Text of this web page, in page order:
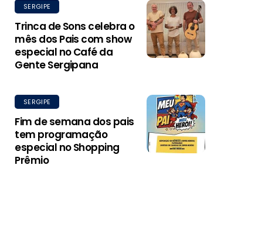
SERGIPE
Trinca de Sons celebra o
mês dos Pais com show
especial no Café da
Gente Sergipana
SERGIPE
Fim de semana dos pais
tem programação
especial no Shopping
Prêmio